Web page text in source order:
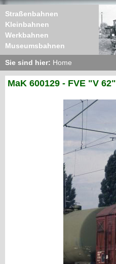
Straßenbahnen
Kleinbahnen
Werkbahnen
Museumsbahnen
Sie sind hier: Home
MaK 600129 - FVE "V 62"